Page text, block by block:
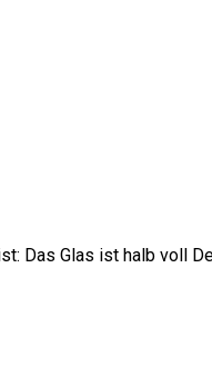
Das Glas ist halb voll